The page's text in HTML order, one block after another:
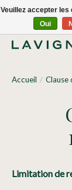
Nous livrons tous
Accueil / Clause
Limitation de
Veuillez accepter
Oui